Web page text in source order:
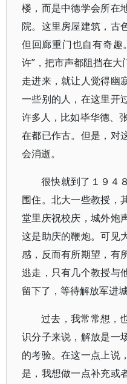
楼，而是中德学会所在
院。这里房屋建筑，古
但回廊重门也自有奇趣
许”，把市声都阻挡在
走进来，就让人觉得幽
一些别的人，在这里开
许多人，比如毕华德、
在都已作古。但是，对
会消逝。
很快就到了１９４
围住。北大一些教授，
堂里庆祝校庆，城外炮
这是助庆的鞭炮。可见
感，反而有所期望，有
逃走，只有几个教授与
留下了，等待解放军进
过去，我常常想，
识分子来说，解放是一
的考验。在这一点上说
是，我想做一点补充或